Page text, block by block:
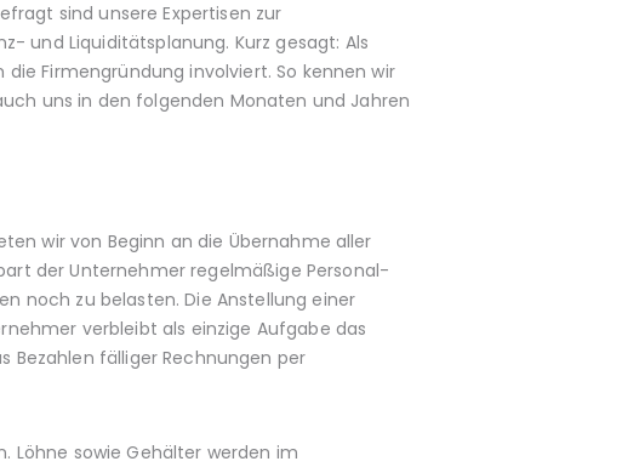
sind unsere Expertisen zur
und Liquiditätsplanung. Kurz gesagt: Als
Firmengründung involviert. So kennen wir
uns in den folgenden Monaten und Jahren
wir von Beginn an die Übernahme aller
der Unternehmer regelmäßige Personal-
noch zu belasten. Die Anstellung einer
verbleibt als einzige Aufgabe das
Bezahlen fälliger Rechnungen per
sowie Gehälter werden im